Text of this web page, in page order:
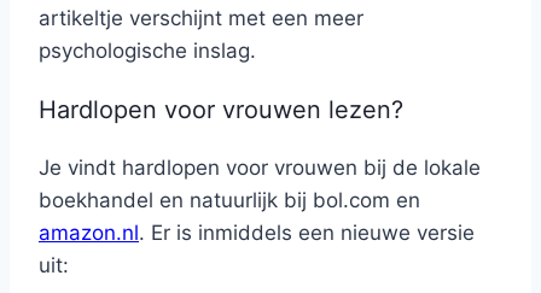
artikeltje verschijnt met een meer
psychologische inslag.
Hardlopen voor vrouwen lezen?
Je vindt hardlopen voor vrouwen bij de lokale
boekhandel en natuurlijk bij bol.com en
amazon.nl. Er is inmiddels een nieuwe versie
uit: